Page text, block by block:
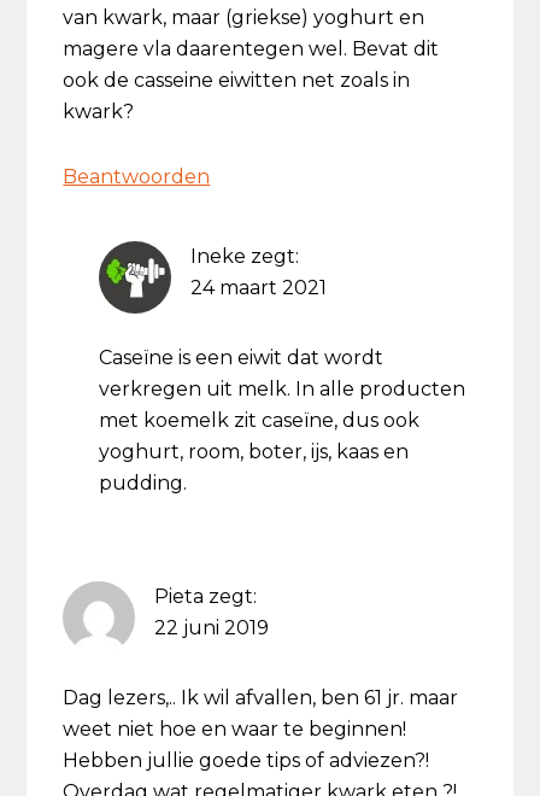
van kwark, maar (griekse) yoghurt en
magere vla daarentegen wel. Bevat dit
ook de casseine eiwitten net zoals in
kwark?
Beantwoorden
Ineke zegt:
24 maart 2021
Caseïne is een eiwit dat wordt
verkregen uit melk. In alle producten
met koemelk zit caseïne, dus ook
yoghurt, room, boter, ijs, kaas en
pudding.
Pieta zegt:
22 juni 2019
Dag lezers,.. Ik wil afvallen, ben 61 jr. maar
weet niet hoe en waar te beginnen!
Hebben jullie goede tips of adviezen?!